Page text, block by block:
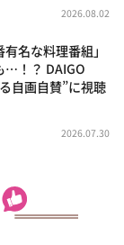
2026.08.02
有名な料理番組」
…！？ DAIGO
自画自賛”に視聴
2026.07.30